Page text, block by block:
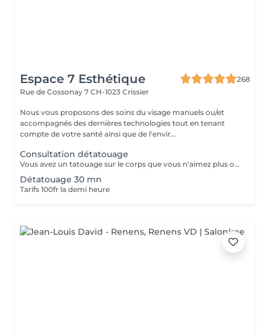
Espace 7 Esthétique
268
Rue de Cossonay 7 CH-1023 Crissier
Nous vous proposons des soins du visage manuels ou/et
accompagnés des dernières technologies tout en tenant
compte de votre santé ainsi que de l'envir...
Consultation détatouage
Vous avez un tatouage sur le corps que vous n'aimez plus ou un maquillage permanent des sourcils qui a changé de couleur ou que vous n'aimez plus! Avec notre laser NDYAG il est possible d'éliminer les pigments de votre tatouage. Les 50fr vous seront remboursé lors de votre 1ère séance de détatouage.
Détatouage 30 mn
Tarifs 100fr la demi heure